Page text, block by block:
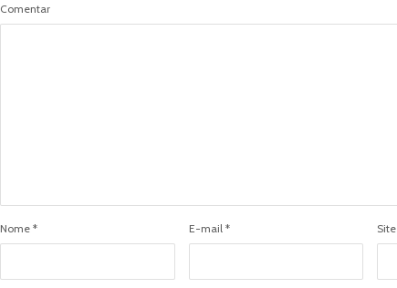
Comentar
Nome * E-mail * Site